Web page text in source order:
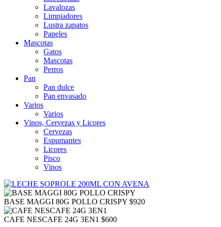
Lavalozas
Limpiadores
Lustra zapatos
Papeles
Mascotas
Gatos
Mascotas
Perros
Pan
Pan dulce
Pan envasado
Varios
Varios
Vinos, Cervezas y Licores
Cervezas
Espumantes
Licores
Pisco
Vinos
BASE MAGGI 80G POLLO CRISPY $920
CAFE NESCAFE 24G 3EN1 $600